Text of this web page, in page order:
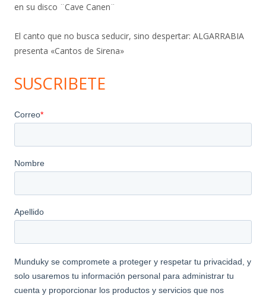
en su disco ¨Cave Canen¨
El canto que no busca seducir, sino despertar: ALGARRABIA
presenta «Cantos de Sirena»
SUSCRIBETE